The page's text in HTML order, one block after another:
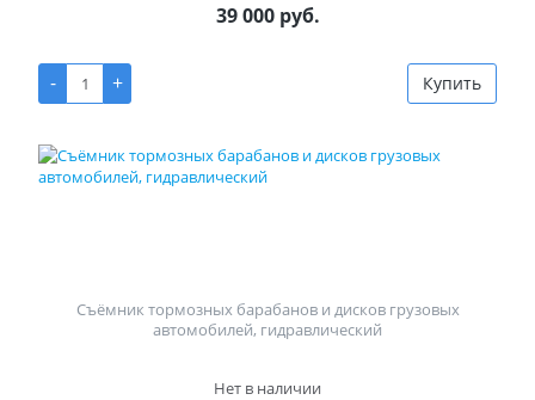
39 000 руб.
- + Купить
Съёмник тормозных барабанов и дисков грузовых
автомобилей, гидравлический
Нет в наличии